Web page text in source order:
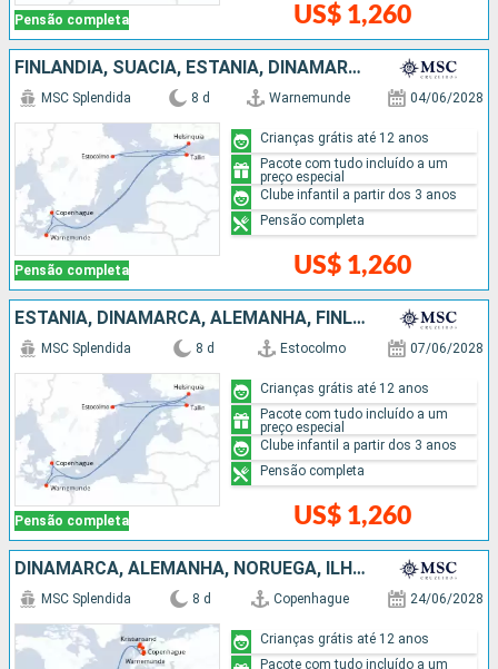
Pensão completa US$ 1,260
FINLÃNDIA, SUÃCIA, ESTÃNIA, DINAMARCA, ALEMANHA
Pensão completa
MSC Splendida 8 d Warnemunde 04/06/2028
US$ 1,260
Crianças grátis até 12 anos
Pacote com tudo incluído a um
preço especial
Clube infantil a partir dos 3 anos
Pensão completa
ESTÃNIA, DINAMARCA, ALEMANHA, FINLÃNDIA, SUÃCIA
Pensão completa
MSC Splendida 8 d Estocolmo 07/06/2028
US$ 1,260
Crianças grátis até 12 anos
Pacote com tudo incluído a um
preço especial
Clube infantil a partir dos 3 anos
Pensão completa
DINAMARCA, ALEMANHA, NORUEGA, ILHAS MALVINAS
MSC Splendida 8 d Copenhague 24/06/2028
Crianças grátis até 12 anos
Pacote com tudo incluído a um